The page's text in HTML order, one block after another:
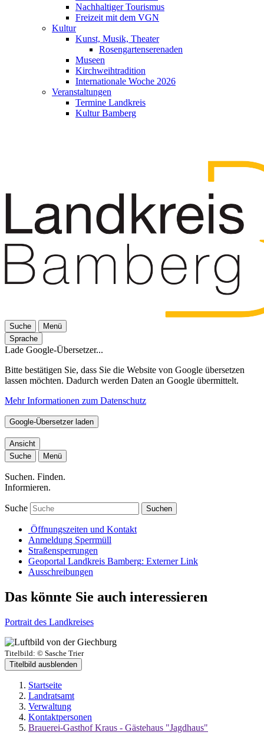
Nachhaltiger Tourismus
Freizeit mit dem VGN
Kultur
Kunst, Musik, Theater
Rosengartenserenaden
Museen
Kirchweihtradition
Internationale Woche 2026
Veranstaltungen
Termine Landkreis
Kultur Bamberg
Suche
Menü
Sprache
Lade Google-Übersetzer...
Bitte bestätigen Sie, dass Sie die Website von Google übersetzen
lassen möchten. Dadurch werden Daten an Google übermittelt.
Mehr Informationen zum Datenschutz
Google-Übersetzer laden
Ansicht
Suche
Menü
Suchen. Finden.
Informieren.
Suche Suchen
Öffnungszeiten und Kontakt
Anmeldung Sperrmüll
Straßensperrungen
Geoportal Landkreis Bamberg: Externer Link
Ausschreibungen
Das könnte Sie auch interessieren
Portrait des Landkreises
Titelbild: © Sasche Trier
Titelbild ausblenden
Startseite
Landratsamt
Verwaltung
Kontaktpersonen
Brauerei-Gasthof Kraus - Gästehaus "Jagdhaus"